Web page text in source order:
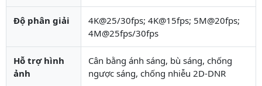
Độ phân giải
4K@25/30fps; 4K@15fps; 5M@20fps;
4M@25fps/30fps
Hỗ trợ hình
ảnh
Cân bằng ánh sáng, bù sáng, chống
ngược sáng, chống nhiễu 2D-DNR